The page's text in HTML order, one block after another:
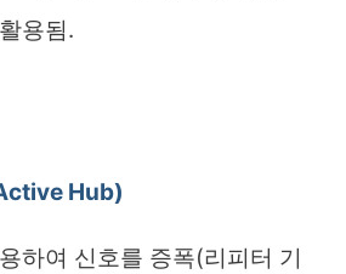
용됨.
Hub)
하여 신호를 증폭(리피터 기